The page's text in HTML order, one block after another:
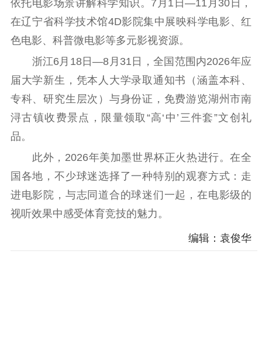
依托电影场景讲解科学知识。7月1日—11月30日，
在辽宁省科学技术馆4D影院集中展映科学电影、红
色电影、科普微电影等多元影视资源。
浙江6月18日—8月31日，全国范围内2026年应
届大学新生，凭本人大学录取通知书（涵盖本科、
专科、研究生层次）与身份证，免费游览湖州市南
浔古镇收费景点，限量领取“高‘中’三件套”文创礼
品。
此外，2026年美加墨世界杯正火热进行。在全
国各地，不少球迷选择了一种特别的观赛方式：走
进电影院，与志同道合的球迷们一起，在电影级的
视听效果中感受体育竞技的魅力。
编辑：袁俊华